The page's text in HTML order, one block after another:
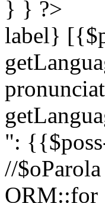
} } ?>
label}
":
//